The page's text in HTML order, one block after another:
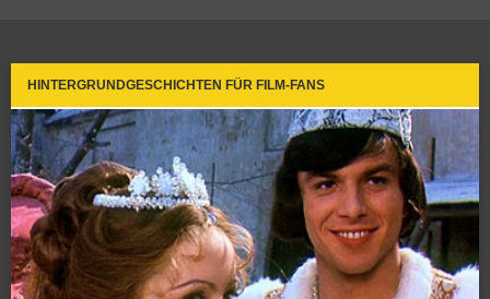
HINTERGRUNDGESCHICHTEN FÜR FILM-FANS